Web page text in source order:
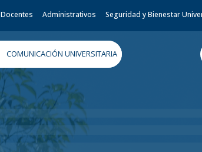
Docentes Administrativos Seguridad y Bienestar
COMUNICACIÓN UNIVERSITARIA